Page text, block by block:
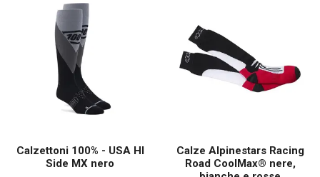
Calzettoni 100% - USA HI
Side MX nero
Calze Alpinestars Racing
Road CoolMax® nere,